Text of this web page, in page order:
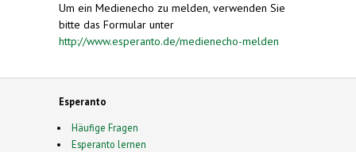
Um ein Medienecho zu melden, verwenden Sie
bitte das Formular unter
http://www.esperanto.de/medienecho-melden
Esperanto
Häufige Fragen
Esperanto lernen